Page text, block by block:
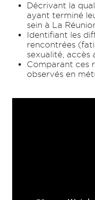
Décrivant la
ayant terminé
sein à La
Identifiant les
rencontrées
sexualité, accès
Comparant ces
observés en